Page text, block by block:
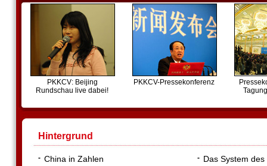
PKKCV: Beijing
Rundschau live dabei!
PKKCV-Pressekonferenz
Hintergrund
- China in Zahlen - Das System